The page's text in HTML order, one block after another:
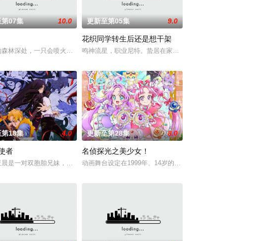
事的超常力量而收集、研究超自然现
力的高中生·我妻二郎，某日在森林中遇见了受伤倒地的黑猫·罗睺。看似普
07集 10.0
林深处，一只会喷火的龙，与一群能操纵魔法的猫咪一同生活着。这只在出生前便失去亲
更新至第05集 9.0
花织同学转生后还是想干架
鸣神流星，职业尼特。蛰居在家沉迷游戏度日，实际上却在某
斯被奴隶商委托给一个学者辈出的家族进行教育。希塔拉起初试图逃跑，但她被
18集 4.0
者
晨是一对双胞胎兄妹，他们在一个与世隔绝的深山小村落里出生，被称为“分隔夜与昼的双子
更新至第28集 8.0
名侦探光之美少女！
动画舞台设定在1999年、14岁的明智安娜从2027年穿越回1999